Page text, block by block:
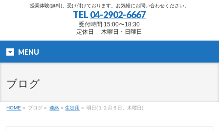
授業体験(無料)、受け付けております。お気軽にお問い合わせください。
TEL 04-2902-6667
受付時間 15:00〜18:30
定休日 木曜日・日曜日
MENU
ブログ
HOME » ブログ » 連絡 »生徒用 » 明日(１２月５日、木曜日)